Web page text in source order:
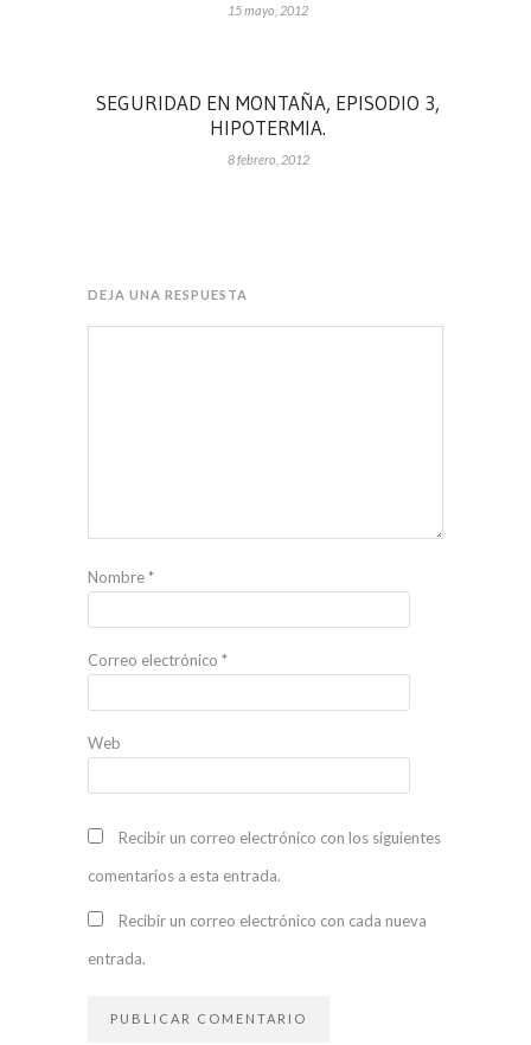
15 mayo, 2012
SEGURIDAD EN MONTAÑA, EPISODIO 3,
HIPOTERMIA.
8 febrero, 2012
DEJA UNA RESPUESTA
Nombre*
Correo electrónico *
Web
Recibir un correo electrónico con los siguientes
comentarios a esta entrada.
Recibir un correo electrónico con cada nueva
entrada.